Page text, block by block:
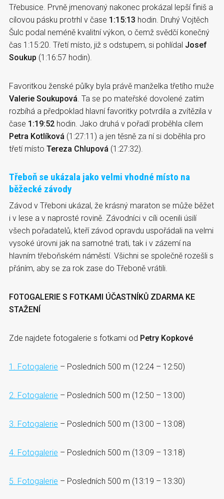
Třebusice. Prvně jmenovaný nakonec prokázal lepší finiš a
cílovou pásku protrhl v čase 1:15:13 hodin. Druhý Vojtěch
Šulc podal neméně kvalitní výkon, o čemž svědčí konečný
čas 1:15:20. Třetí místo, již s odstupem, si pohlídal Josef
Soukup (1:16:57 hodin).
Favoritkou ženské půlky byla právě manželka třetího muže
Valerie Soukupová . Ta se po mateřské dovolené zatím
rozbíhá a předpoklad hlavní favoritky potvrdila a zvítězila v
čase 1:19:52 hodin. Jako druhá v pořadí proběhla cílem
Petra Kotlíková (1:27:11) a jen těsně za ní si doběhla pro
třetí místo Tereza Chlupová (1:27:32).
Třeboň se ukázala jako velmi vhodné místo na
běžecké závody
Závod v Třeboni ukázal, že krásný maraton se může běžet
i v lese a v naprosté rovině. Závodníci v cíli ocenili úsilí
všech pořadatelů, kteří závod opravdu uspořádali na velmi
vysoké úrovni jak na samotné trati, tak i v zázemí na
hlavním třeboňském náměstí. Všichni se společně rozešli s
přáním, aby se za rok zase do Třeboně vrátili.
FOTOGALERIE S FOTKAMI ÚČASTNÍKŮ ZDARMA KE
STAŽENÍ
Zde najdete fotogalerie s fotkami od Petry Kopkové
1. Fotogalerie – Posledních 500 m (12:24 – 12:50)
2. Fotogalerie – Posledních 500 m (12:50 – 13:00)
3. Fotogalerie – Posledních 500 m (13:00 – 13:08)
4. Fotogalerie – Posledních 500 m (13:09 – 13:18)
5. Fotogalerie – Posledních 500 m (13:19 – 13:30)